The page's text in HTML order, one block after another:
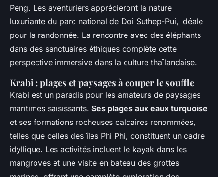
Peng. Les aventuriers apprécieront la nature
luxuriante du parc national de Doi Suthep-Pui, idéale
pour la randonnée. La rencontre avec des éléphants
dans des sanctuaires éthiques complète cette
perspective immersive dans la culture thaïlandaise.
Krabi : plages et paysages à couper le souffle
Krabi est un paradis pour les amateurs de paysages
maritimes saisissants. Ses plages aux eaux turquoise
et ses formations rocheuses calcaires renommées,
telles que celles des îles Phi Phi, constituent un cadre
idyllique. Les activités incluent le kayak dans les
mangroves et une visite en bateau des grottes